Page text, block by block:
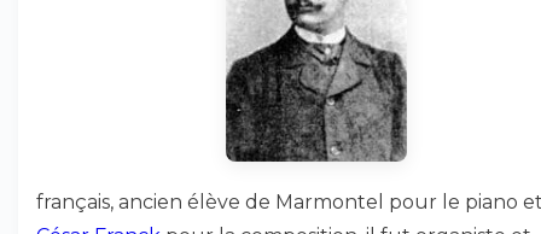
français, ancien élève de Marmontel pour le piano